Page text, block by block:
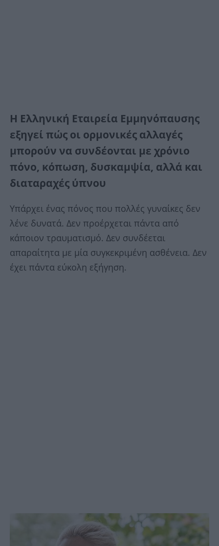
Η Ελληνική Εταιρεία Εμμηνόπαυσης
εξηγεί πώς οι ορμονικές αλλαγές
μπορούν να συνδέονται με χρόνιο
πόνο, κόπωση, δυσκαμψία, αλλά και
διαταραχές ύπνου
Υπάρχει ένας πόνος που πολλές γυναίκες δεν
λένε δυνατά. Δεν προέρχεται πάντα από
κάποιον τραυματισμό. Δεν συνδέεται
απαραίτητα με μία συγκεκριμένη ασθένεια. Δεν
έχει πάντα εύκολη εξήγηση.